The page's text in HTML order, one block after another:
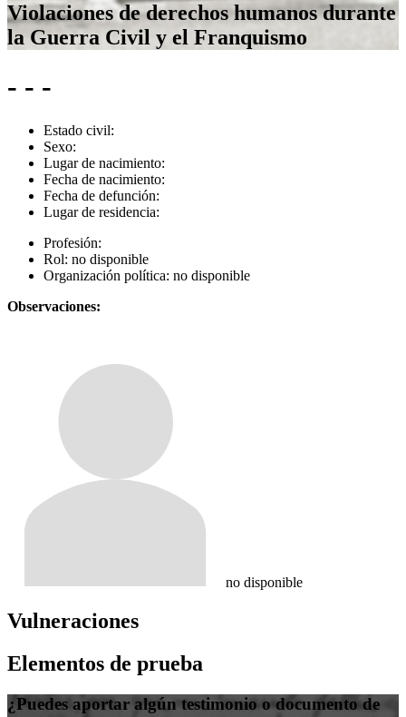
Violaciones de derechos humanos durante
la Guerra Civil y el Franquismo
- - -
Estado civil:
Sexo:
Lugar de nacimiento:
Fecha de nacimiento:
Fecha de defunción:
Lugar de residencia:
Profesión:
Rol: no disponible
Organización política: no disponible
Observaciones:
no disponible
Vulneraciones
Elementos de prueba
¿Puedes aportar algún testimonio o documento de